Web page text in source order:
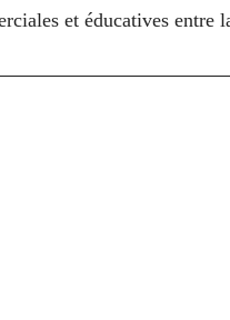
et éducatives entre